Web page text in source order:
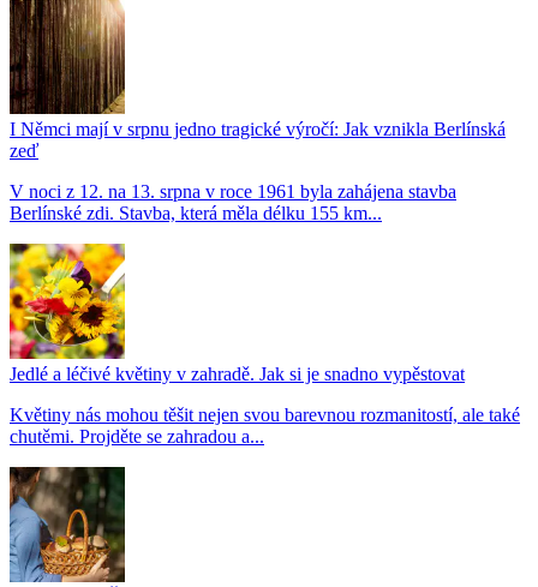
I Němci mají v srpnu jedno tragické výročí: Jak vznikla Berlínská
zeď
V noci z 12. na 13. srpna v roce 1961 byla zahájena stavba
Berlínské zdi. Stavba, která měla délku 155 km...
Jedlé a léčivé květiny v zahradě. Jak si je snadno vypěstovat
Květiny nás mohou těšit nejen svou barevnou rozmanitostí, ale také
chutěmi. Projděte se zahradou a...